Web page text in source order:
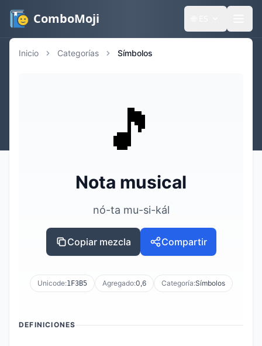
ComboMoji
Inicio Categorías Símbolos
🎵
Nota musical
nó-ta mu-si-kál
Copiar mezcla Compartir
Unicode:1F3B5 Agregado:0,6 Categoría:Símbolos
DEFINICIONES